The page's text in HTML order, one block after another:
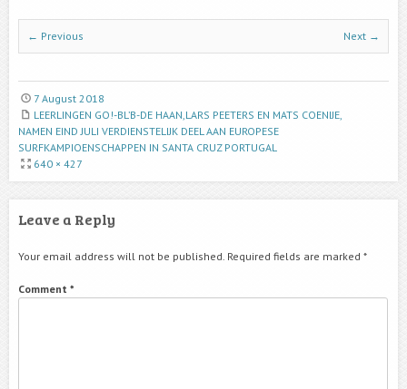
← Previous Next →
7 August 2018
LEERLINGEN GO!-BL’B-DE HAAN,LARS PEETERS EN MATS COENIJE,
NAMEN EIND JULI VERDIENSTELIJK DEEL AAN EUROPESE
SURFKAMPIOENSCHAPPEN IN SANTA CRUZ PORTUGAL
640 × 427
Leave a Reply
Your email address will not be published. Required fields are marked *
Comment *